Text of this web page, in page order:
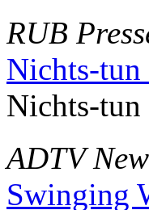
RUB
Nichts-tun
Nichts-tun
ADTV
Swinging